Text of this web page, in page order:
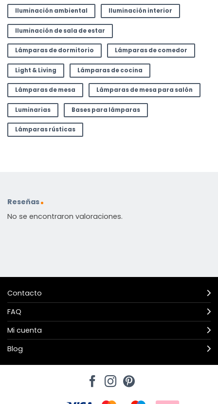
Iluminación ambiental Iluminación interior
Iluminación de sala de estar
Lámparas de dormitorio Lámparas de comedor
Light & Living Lámparas de cocina
Lámparas de mesa Lámparas de mesa para salón
Luminarias Bases para lámparas
Lámparas rústicas
Reseñas
No se encontraron valoraciones.
Contacto
FAQ
Mi cuenta
Blog